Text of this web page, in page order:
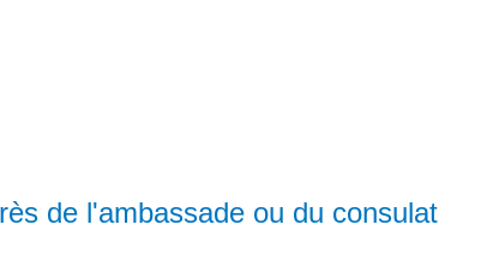
de l'ambassade ou du consulat